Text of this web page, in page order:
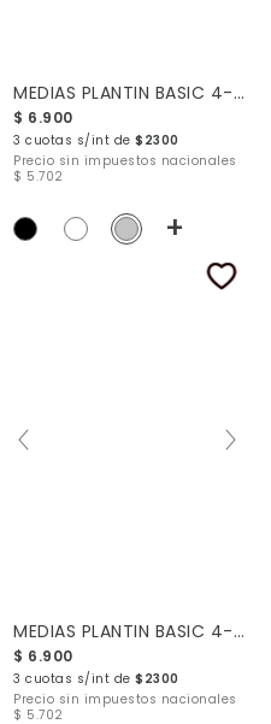
MEDIAS PLANTIN BASIC 4-10
$ 6.900
3 cuotas s/int de $2300
Precio sin impuestos nacionales
$ 5.702
+
MEDIAS PLANTIN BASIC 4-10
$ 6.900
3 cuotas s/int de $2300
Precio sin impuestos nacionales
$ 5.702